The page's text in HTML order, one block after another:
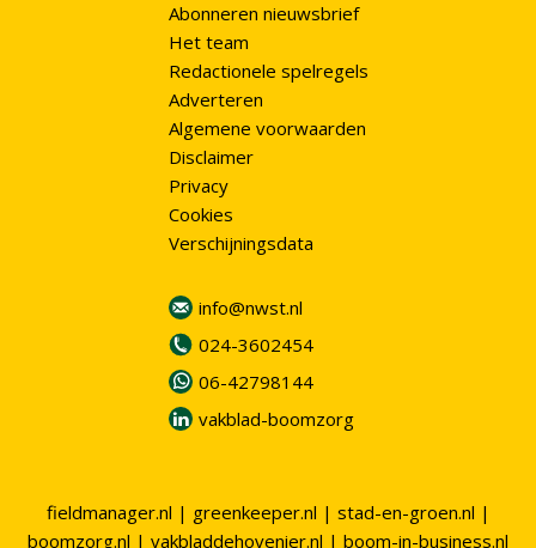
Abonneren nieuwsbrief
Het team
Redactionele spelregels
Adverteren
Algemene voorwaarden
Disclaimer
Privacy
Cookies
Verschijningsdata
info@nwst.nl
024-3602454
06-42798144
vakblad-boomzorg
fieldmanager.nl | greenkeeper.nl | stad-en-groen.nl |
boomzorg.nl | vakbladdehovenier.nl | boom-in-business.nl